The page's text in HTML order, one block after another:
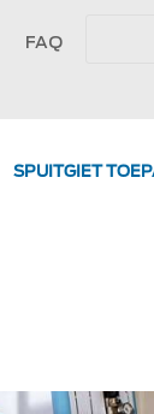
FAQ
SPUITGIET